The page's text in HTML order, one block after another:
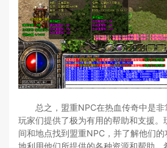
总之，盟重NPC在热血传奇中是
玩家们提供了极为有用的帮助和支援。
间和地点找到盟重NPC，并了解他们
地利用他们所提供的各种资源和帮助。